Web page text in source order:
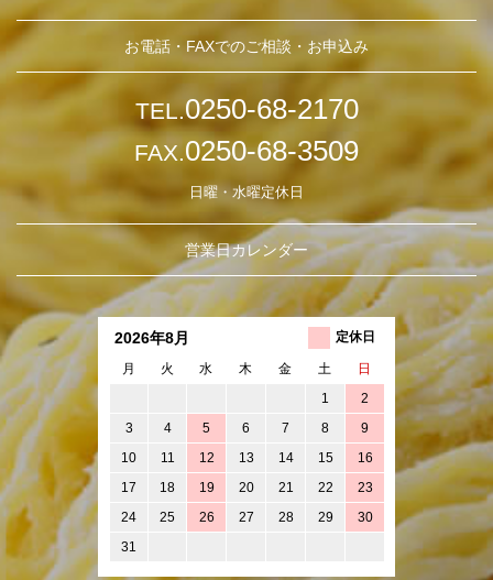
お電話・FAXでのご相談・お申込み
TEL.0250-68-2170
FAX.0250-68-3509
日曜・水曜定休日
営業日カレンダー
2026年8月 定休日
月 火 水 木 金 土 日
1 2
3 4 5 6 7 8 9
10 11 12 13 14 15 16
17 18 19 20 21 22 23
24 25 26 27 28 29 30
31